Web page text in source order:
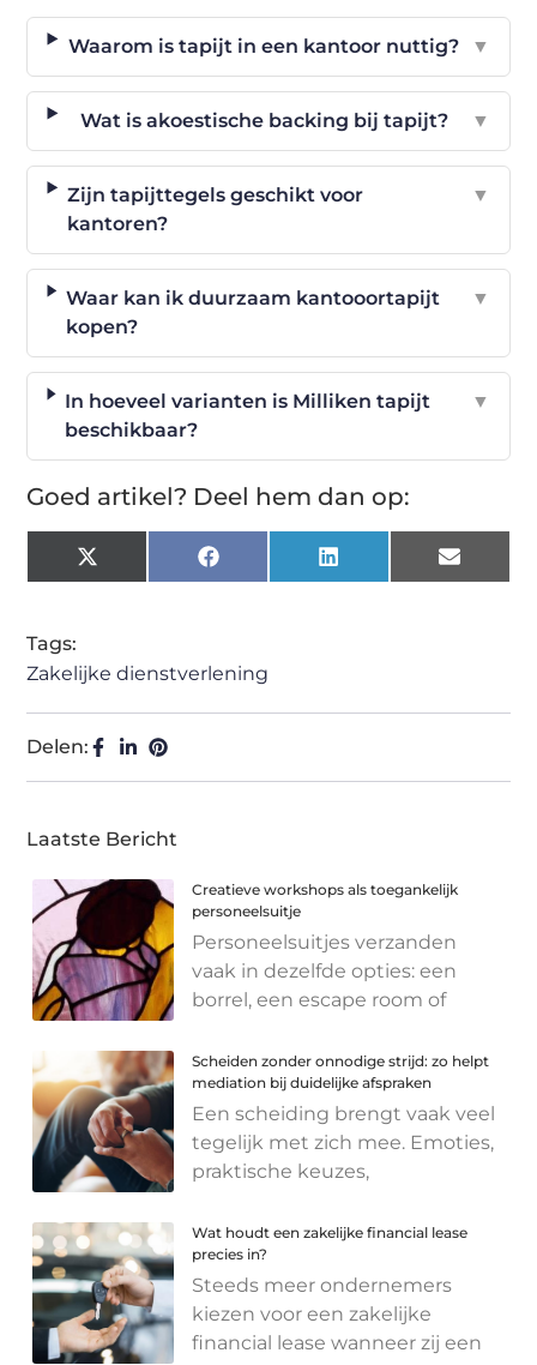
Waarom is tapijt in een kantoor nuttig? ▼
Wat is akoestische backing bij tapijt? ▼
Zijn tapijttegels geschikt voor
kantoren?
▼
Waar kan ik duurzaam kantooortapijt
kopen?
▼
In hoeveel varianten is Milliken tapijt
beschikbaar?
▼
Goed artikel? Deel hem dan op:
X
(Twitter)
Facebook LinkedIn Email
Tags:
Zakelijke dienstverlening
Delen:
Laatste Bericht
Creatieve workshops als toegankelijk
personeelsuitje
Personeelsuitjes verzanden
vaak in dezelfde opties: een
borrel, een escape room of
Scheiden zonder onnodige strijd: zo helpt
mediation bij duidelijke afspraken
Een scheiding brengt vaak veel
tegelijk met zich mee. Emoties,
praktische keuzes,
Wat houdt een zakelijke financial lease
precies in?
Steeds meer ondernemers
kiezen voor een zakelijke
financial lease wanneer zij een